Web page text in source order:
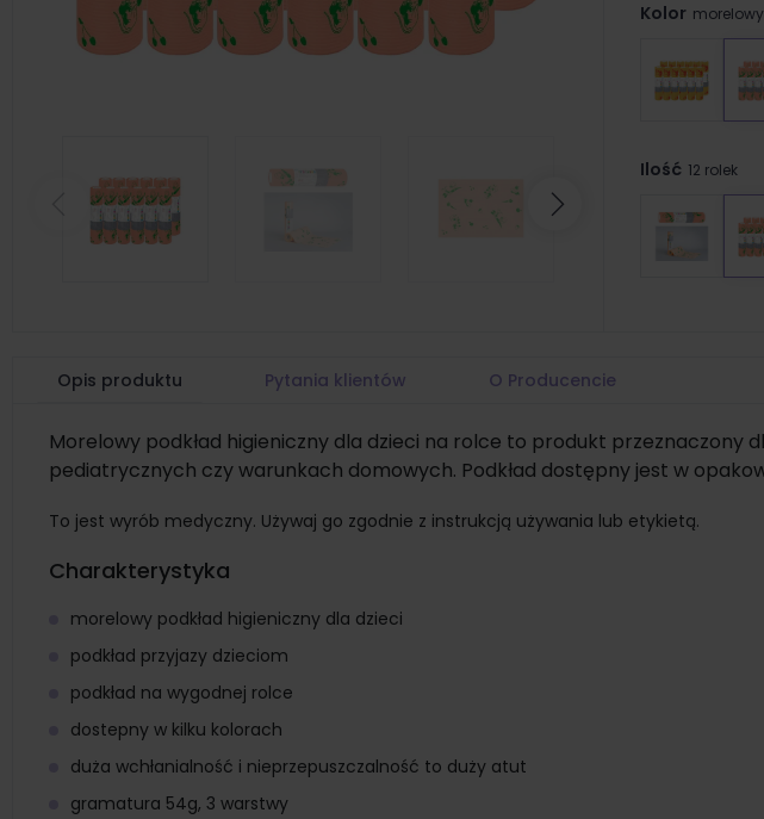
Poprzedni Następny
Kolor morelowy
Ilość 12 rolek
Opis produktu Pytania klientów O Producencie
Morelowy podkład higieniczny dla dzieci na rolce to produkt przeznaczony
pediatrycznych czy warunkach domowych. Podkład dostępny jest w
To jest wyrób medyczny. Używaj go zgodnie z instrukcją używania lub etykietą.
Charakterystyka
morelowy podkład higieniczny dla dzieci
podkład przyjazy dzieciom
podkład na wygodnej rolce
dostepny w kilku kolorach
duża wchłanialność i nieprzepuszczalność to duży atut
gramatura 54g, 3 warstwy